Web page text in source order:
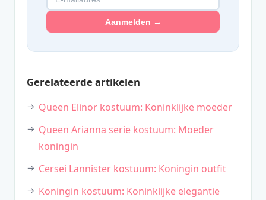
Aanmelden →
Gerelateerde artikelen
Queen Elinor kostuum: Koninklijke moeder
Queen Arianna serie kostuum: Moeder
koningin
Cersei Lannister kostuum: Koningin outfit
Koningin kostuum: Koninklijke elegantie